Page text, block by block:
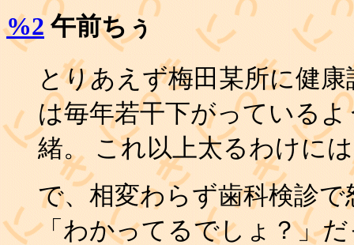
%2 午前ちぅ
とりあえず梅田某所に健
は毎年若干下がっている
緒。 これ以上太るわけに
で、相変わらず歯科検診
「わかってるでしょ？」